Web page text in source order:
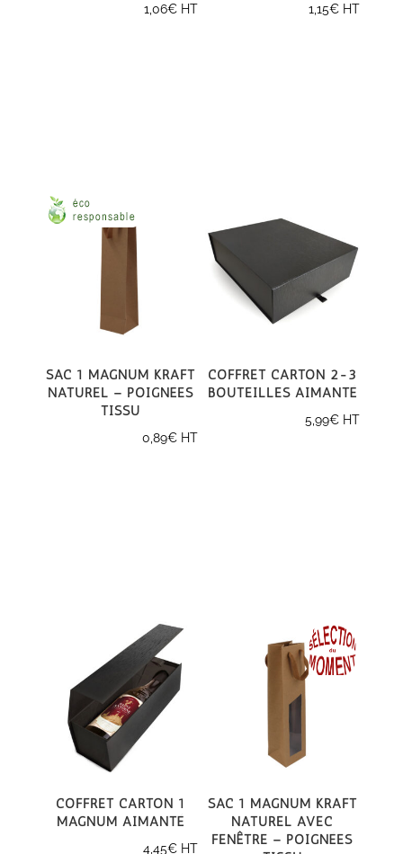
1,06€ HT 1,15€ HT
Sac 1 magnum kraft
naturel – poignées
tissu
0,89€ HT
Coffret carton 2-3
bouteilles aimanté
5,99€ HT
Coffret carton 1
magnum aimanté
4,45€ HT
Sac 1 magnum kraft
naturel avec
fenêtre – poignées